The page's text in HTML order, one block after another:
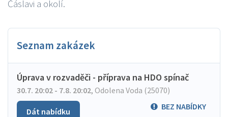
Čáslavi a okolí.
Seznam zakázek
Úprava v rozvaděči - příprava na HDO spínač
30.7. 20:02 - 7.8. 20:02, Odolena Voda (25070)
BEZ NABÍDKY
Dát nabídku